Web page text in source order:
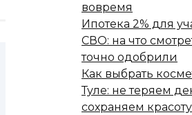
вовремя
Ипотека 2% для
СВО: на что
точно одобрили
Как выбрать
Туле: не теряем
сохраняем